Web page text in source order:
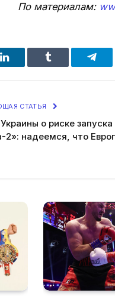
По материалам:
LinkedIn Tumblr
СТАТЬЯ
о риске
2»: надеемся, что